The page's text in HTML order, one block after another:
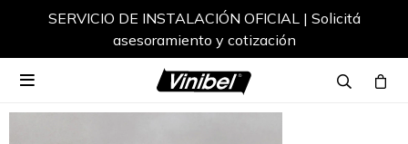
SERVICIO DE INSTALACIÓN OFICIAL | Solicitá
asesoramiento y cotización
